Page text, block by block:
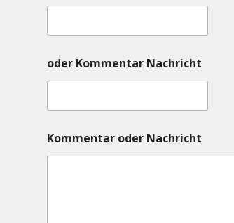
oder Kommentar Nachricht
Kommentar oder Nachricht